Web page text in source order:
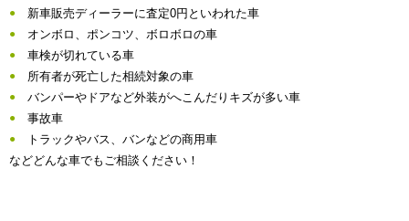
新車販売ディーラーに査定0円といわれた車
オンボロ、ポンコツ、ボロボロの車
車検が切れている車
所有者が死亡した相続対象の車
バンパーやドアなど外装がへこんだりキズが多い車
事故車
トラックやバス、バンなどの商用車
などどんな車でもご相談ください！